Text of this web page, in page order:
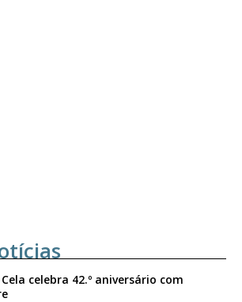
celebra 42.º aniversário com